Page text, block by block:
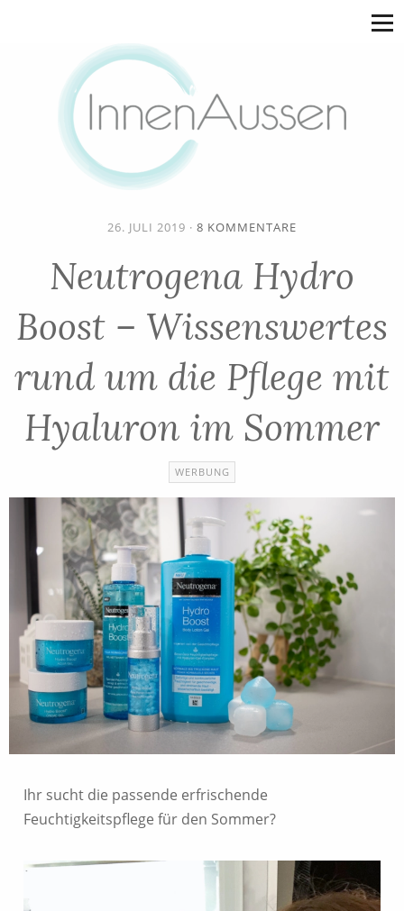
26. JULI 2019 · 8 KOMMENTARE
Neutrogena Hydro
Boost – Wissenswertes
rund um die Pflege mit
Hyaluron im Sommer
WERBUNG
Ihr sucht die passende erfrischende
Feuchtigkeitspflege für den Sommer?